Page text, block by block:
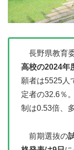
長野県教育
高校の2024年
願者は5525人
定者の32.6％。
制は0.53倍、
前期選抜の